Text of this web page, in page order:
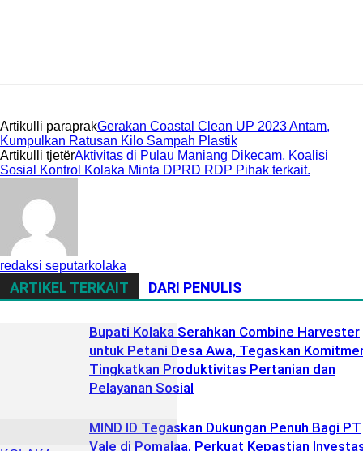
Artikulli paraprakGerakan Coastal Clean UP 2023 Antam,
Kumpulkan Ratusan Kilo Sampah Plastik
Artikulli tjetërAktivitas di Pulau Maniang Dikecam, Koalisi
Sosial Kontrol Kolaka Minta DPRD RDP Pihak terkait.
redaksi seputarkolaka
ARTIKEL TERKAIT DARI PENULIS
Bupati Kolaka Serahkan Combine Harvester
untuk Petani Desa Awa, Tegaskan
Tingkatkan Produktivitas Pertanian dan
Pelayanan Sosial
MIND ID Tegaskan Dukungan Penuh Bagi PT
Vale di Pomalaa, Perkuat Kepastian